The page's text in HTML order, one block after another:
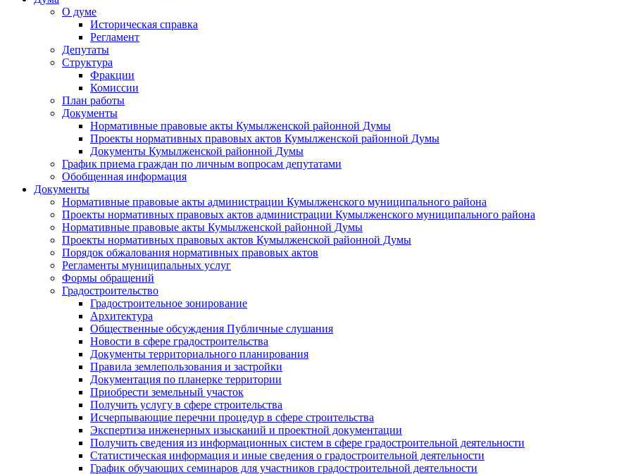
О думе
Историческая справка
Регламент
Депутаты
Структура
Фракции
Комиссии
План работы
Документы
Нормативные правовые акты Кумылженской районной Думы
Проекты нормативных правовых актов Кумылженской районной Думы
Документы Кумылженской районной Думы
График приема граждан по личным вопросам депутатами
Обобщенная информация
Документы
Нормативные правовые акты администрации Кумылженского муниципального района
Проекты нормативных правовых актов администрации Кумылженского муниципального района
Нормативные правовые акты Кумылженской районной Думы
Проекты нормативных правовых актов Кумылженской районной Думы
Порядок обжалования нормативных правовых актов
Регламенты муниципальных услуг
Формы обращений
Градостроительство
Градостроительное зонирование
Архитектура
Общественные обсуждения Публичные слушания
Новости в сфере градостроительства
Документы территориального планирования
Правила землепользования и застройки
Документация по планерке территории
Приобрести земельный участок
Получить услугу в сфере строительства
Исчерпывающие перечни процедур в сфере строительства
Экспертиза инженерных изысканий и проектной документации
Получить сведения из информационных систем в сфере градостроительной деятельности
Статистическая информация и иные сведения о градостроительной деятельности
График обучающих семинаров для участников градостроительной деятельности